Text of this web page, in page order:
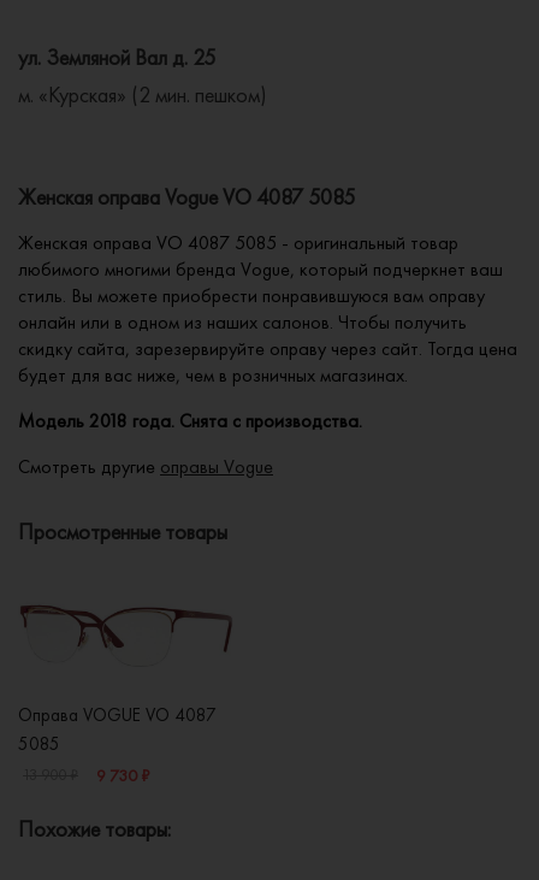
ул. Земляной Вал д. 25
м. «Курская» (2 мин. пешком)
Женская оправа Vogue VO 4087 5085
Женская оправа VO 4087 5085 - оригинальный товар
любимого многими бренда Vogue, который подчеркнет ваш
стиль. Вы можете приобрести понравившуюся вам оправу
онлайн или в одном из наших салонов. Чтобы получить
скидку сайта, зарезервируйте оправу через сайт. Тогда цена
будет для вас ниже, чем в розничных магазинах.
Модель 2018 года. Снята с производства.
Смотреть другие оправы Vogue
Просмотренные товары
Оправа VOGUE VO 4087
5085
9 730 ₽
Похожие товары: